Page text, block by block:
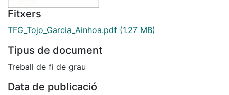
Fitxers
TFG_Tojo_Garcia_Ainhoa.pdf (1.27 MB)
Tipus de document
Treball de fi de grau
Data de publicació